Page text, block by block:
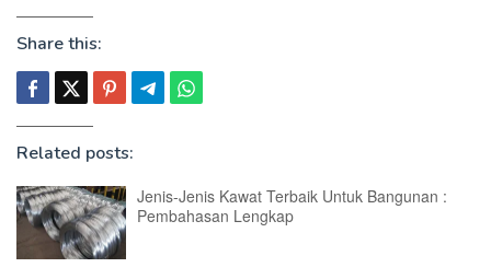
Share this:
Related posts:
Jenis-Jenis Kawat Terbaik Untuk Bangunan :
Pembahasan Lengkap